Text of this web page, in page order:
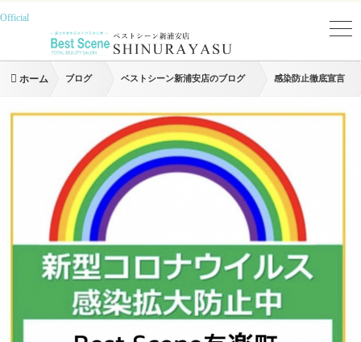
Official
ホーム ブログ ベストシーン新浦安店のブログ 感染防止徹底宣言